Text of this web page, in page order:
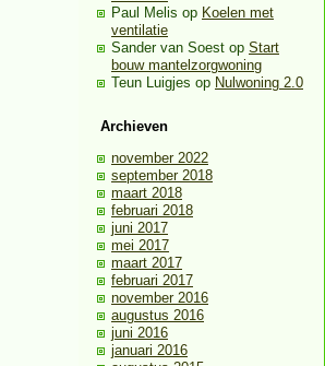
Paul Melis op Koelen met
ventilatie
Sander van Soest op Start
bouw mantelzorgwoning
Teun Luigjes op Nulwoning 2.0
Archieven
november 2022
september 2018
maart 2018
februari 2018
juni 2017
mei 2017
maart 2017
februari 2017
november 2016
augustus 2016
juni 2016
januari 2016